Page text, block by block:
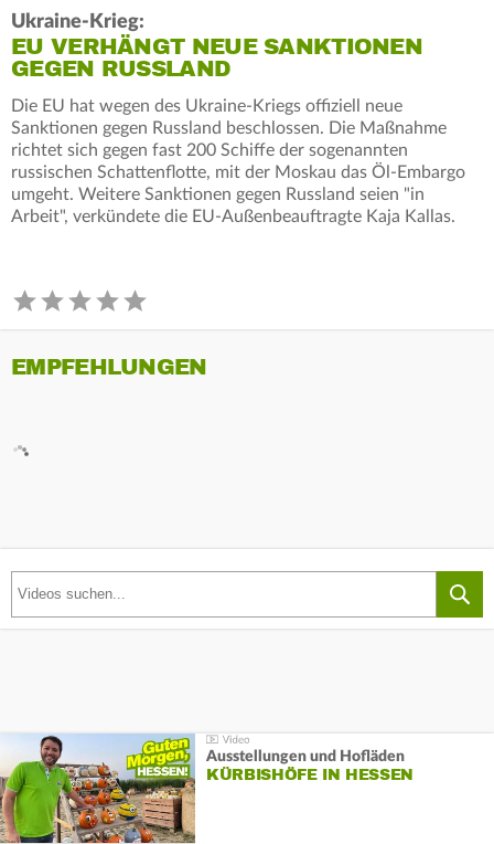
Ukraine-Krieg:
EU VERHÄNGT NEUE SANKTIONEN
GEGEN RUSSLAND
Die EU hat wegen des Ukraine-Kriegs offiziell neue
Sanktionen gegen Russland beschlossen. Die Maßnahme
richtet sich gegen fast 200 Schiffe der sogenannten
russischen Schattenflotte, mit der Moskau das Öl-Embargo
umgeht. Weitere Sanktionen gegen Russland seien "in
Arbeit", verkündete die EU-Außenbeauftragte Kaja Kallas.
EMPFEHLUNGEN
Ausstellungen und Hofläden
KÜRBISHÖFE IN HESSEN